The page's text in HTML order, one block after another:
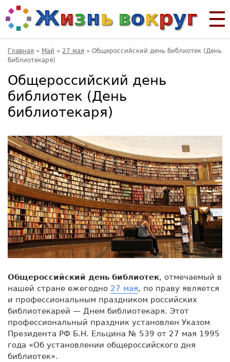
Главная » Май » 27 мая » Общероссийский день библиотек (День
библиотекаря)
Общероссийский день
библиотек (День
библиотекаря)
Общероссийский день библиотек, отмечаемый в
нашей стране ежегодно 27 мая, по праву является
и профессиональным праздником российских
библиотекарей — Днем библиотекаря. Этот
профессиональный праздник установлен Указом
Президента РФ Б.Н. Ельцина № 539 от 27 мая 1995
года «Об установлении общероссийского дня
библиотек».